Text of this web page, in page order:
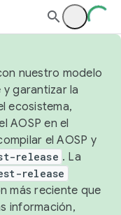
nuestro modelo
y garantizar la
ecosistema,
AOSP en el
el AOSP y
release . La
release
más reciente que
información,